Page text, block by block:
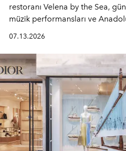
restoranı Velena by the Sea,
müzik performansları ve
devam ediyor.
07.13.2026